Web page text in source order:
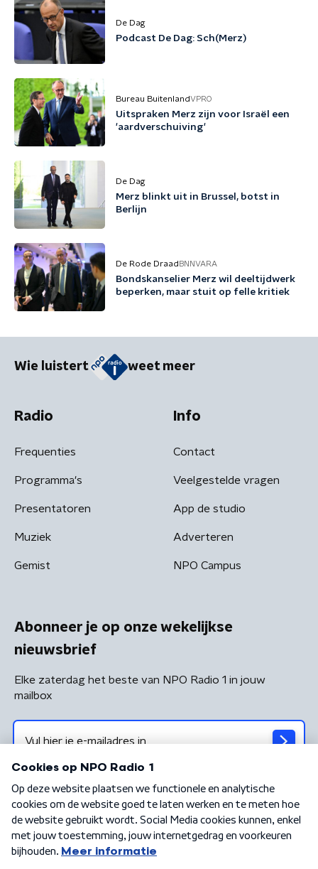
De Dag
Podcast De Dag: Sch(Merz)
Bureau BuitenlandVPRO
Uitspraken Merz zijn voor Israël een
'aardverschuiving'
De Dag
Merz blinkt uit in Brussel, botst in
Berlijn
De Rode Draad BNNVARA
Bondskanselier Merz wil deeltijdwerk
beperken, maar stuit op felle kritiek
Wie luistert weet meer
Radio
Frequenties
Programma's
Presentatoren
Muziek
Gemist
Info
Contact
Veelgestelde vragen
App de studio
Adverteren
NPO Campus
Abonneer je op onze wekelijkse
nieuwsbrief
Elke zaterdag het beste van NPO Radio 1 in jouw
mailbox
Algemene voorwaarden